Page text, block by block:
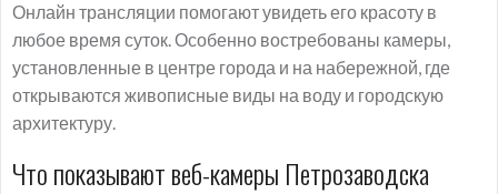
Онлайн трансляции помогают увидеть его красоту в
любое время суток. Особенно востребованы камеры,
установленные в центре города и на набережной, где
открываются живописные виды на воду и городскую
архитектуру.
Что показывают веб-камеры Петрозаводска